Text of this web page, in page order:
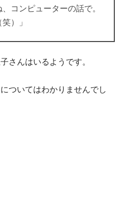
コンピューターの話で。
）」
さんはいるようです。
ついてはわかりませんでし